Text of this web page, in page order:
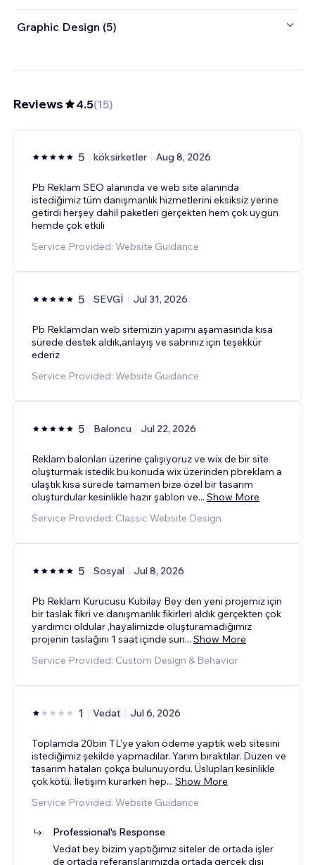
Graphic Design (5)
Reviews 4.5(15)
5 köksirketler Aug 8, 2026
Pb Reklam SEO alanında ve web site alanında
istediğimiz tüm danışmanlık hizmetlerini eksiksiz yerine
getirdi herşey dahil paketleri gerçekten hem çok uygun
hemde çok etkili
Service Provided: Website Guidance
5 SEVGİ Jul 31, 2026
Pb Reklamdan web sitemizin yapımı aşamasında kısa
sürede destek aldık,anlayış ve sabrınız için teşekkür
ederiz
Service Provided: Website Guidance
5 Baloncu Jul 22, 2026
Reklam balonları üzerine çalışıyoruz ve wix de bir site
oluşturmak istedik bu konuda wix üzerinden pbreklam a
ulaştık kısa sürede tamamen bize özel bir tasarım
oluşturdular kesinlikle hazır şablon ve... Show More
Service Provided: Classic Website Design
5 Sosyal Jul 8, 2026
Pb Reklam Kurucusu Kubilay Bey den yeni projemiz için
bir taslak fikri ve danışmanlık fikirleri aldık gerçekten çok
yardımcı oldular ,hayalimizde oluşturamadığımız
projenin taslağını 1 saat içinde sun... Show More
Service Provided: Custom Design & Behavior
1 Vedat Jul 6, 2026
Toplamda 20bin TL'ye yakın ödeme yaptık web sitesini
istediğimiz şekilde yapmadılar. Yarım bıraktılar. Düzen ve
tasarım hataları çokça bulunuyordu. Üslupları kesinlikle
çok kötü. İletişim kurarken hep... Show More
Service Provided: Website Guidance
Professional's Response
Vedat bey bizim yaptığımız siteler de ortada işler
de ortada referanslarımızda ortada gercek dışı